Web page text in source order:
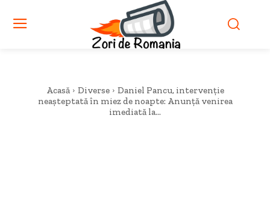
Acasă Diverse
Daniel Pancu, intervenție
neașteptată în miez de noapte: Anunță venirea
imediată la...